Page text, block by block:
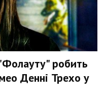
робить
Денні Трехо у